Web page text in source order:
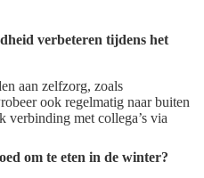
verbeteren tijdens het
aan zelfzorg, zoals
ook regelmatig naar buiten
verbinding met collega’s via
om te eten in de winter?